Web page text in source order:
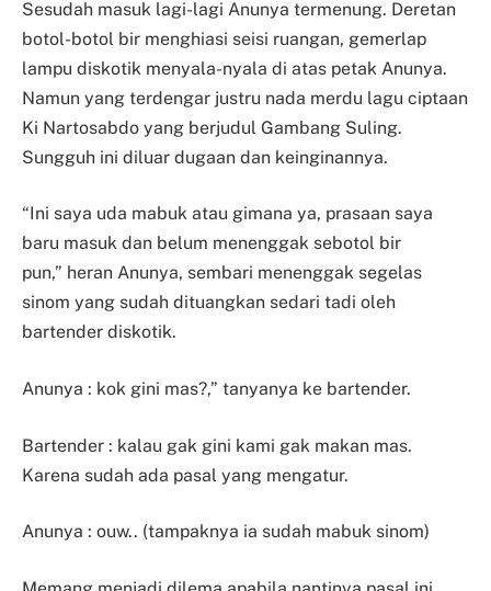
Sesudah masuk lagi-lagi Anunya termenung. Deretan
botol-botol bir menghiasi seisi ruangan, gemerlap
lampu diskotik menyala-nyala di atas petak Anunya.
Namun yang terdengar justru nada merdu lagu ciptaan
Ki Nartosabdo yang berjudul Gambang Suling.
Sungguh ini diluar dugaan dan keinginannya.
“Ini saya uda mabuk atau gimana ya, prasaan saya
baru masuk dan belum menenggak sebotol bir
pun,” heran Anunya, sembari menenggak segelas
sinom yang sudah dituangkan sedari tadi oleh
bartender diskotik.
Anunya : kok gini mas?,” tanyanya ke bartender.
Bartender : kalau gak gini kami gak makan mas.
Karena sudah ada pasal yang mengatur.
Anunya : ouw.. (tampaknya ia sudah mabuk sinom)